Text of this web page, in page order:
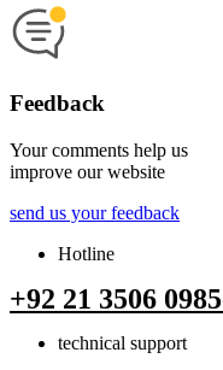
Feedback
Your comments help us
improve our website
send us your feedback
Hotline
+92 21 3506
technical support